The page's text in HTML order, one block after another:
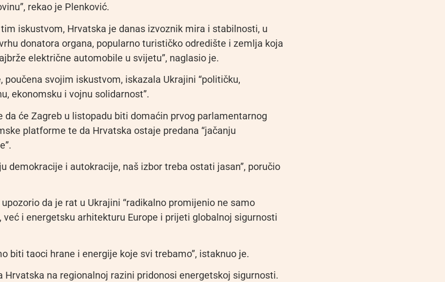
rekao je Plenković.
tim iskustvom, Hrvatska je danas izvoznik mira i stabilnosti, u
donatora organa, popularno turističko odredište i zemlja koja
električne automobile u svijetu”, naglasio je.
poučena svojim iskustvom, iskazala Ukrajini “političku,
ekonomsku i vojnu solidarnost”.
da će Zagreb u listopadu biti domaćin prvog parlamentarnog
platforme te da Hrvatska ostaje predana “jačanju
demokracije i autokracije, naš izbor treba ostati jasan”, poručio
da je rat u Ukrajini “radikalno promijenio ne samo
već i energetsku arhitekturu Europe i prijeti globalnoj sigurnosti
biti taoci hrane i energije koje svi trebamo”, istaknuo je.
Hrvatska na regionalnoj razini pridonosi energetskoj sigurnosti.